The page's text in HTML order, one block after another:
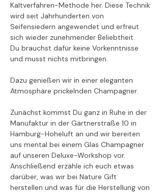
Kaltverfahren-Methode her. Diese Technik
wird seit Jahrhunderten von
Seifensiedern angewendet und erfreut
sich wieder zunehmender Beliebtheit.
Du brauchst dafür keine Vorkenntnisse
und musst nichts mitbringen.
Dazu genießen wir in einer eleganten
Atmosphäre prickelnden Champagner.
Zunächst kommst Du ganz in Ruhe in der
Manufaktur in der Gärtnerstraße 10 in
Hamburg-Hoheluft an und wir bereiten
uns mental bei einem Glas Champagner
auf unseren Deluxe-Workshop vor.
Anschließend erzähle ich euch etwas
darüber, was wir bei Nature Gift
herstellen und was für die Herstellung von